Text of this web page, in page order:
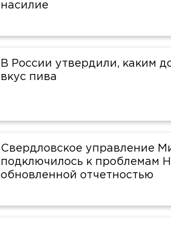
насилие
В России утвердили, каким
вкус пива
Свердловское управление
подключилось к проблемам
обновленной отчетностью